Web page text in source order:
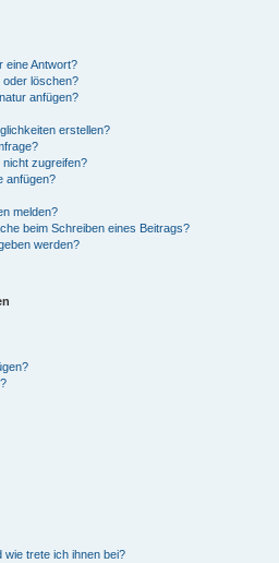
eine Antwort?
oder löschen?
anfügen?
erstellen?
zugreifen?
anfügen?
melden?
beim Schreiben eines Beitrags?
werden?
wie trete ich ihnen bei?